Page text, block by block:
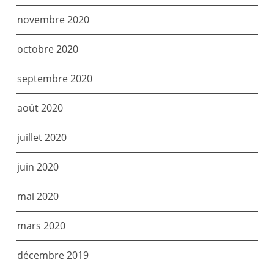
novembre 2020
octobre 2020
septembre 2020
août 2020
juillet 2020
juin 2020
mai 2020
mars 2020
décembre 2019